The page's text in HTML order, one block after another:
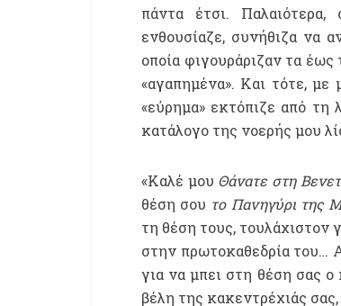
πάντα έτσι.
ενθουσίαζε, συνήθιζα να
οποία φιγουράριζαν τα έως
«αγαπημένα». Και τότε, με
«εύρημα» εκτόπιζε από τη
κατάλογο της νοερής μου
«Καλέ μου Θάνατε στη
θέση σου το Πανηγύρι της
τη θέση τους, τουλάχιστον
στην πρωτοκαθεδρία του…
για να μπει στη θέση σας ο
βέλη της κακεντρέχιάς